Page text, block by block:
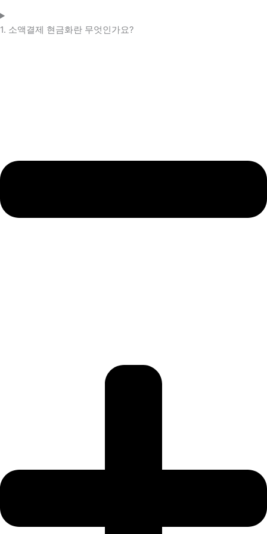
1. 소액결제 현금화란 무엇인가요?